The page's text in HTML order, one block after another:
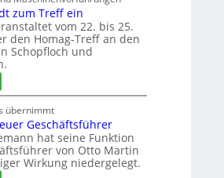
zum Treff ein
vom 22. bis 25.
den Homag-Treff an den
Schopfloch und
m
g
übernimmt
Geschäftsführer
hat seine Funktion
von Otto Martin
Wirkung niedergelegt.